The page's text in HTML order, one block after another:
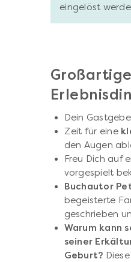
eingelöst
Dein
Zeit für eine
den Augen
Freu Dich auf
vorgespielt
Buchautor
begeisterte
geschrieben
Warum kann
seiner
Geburt?